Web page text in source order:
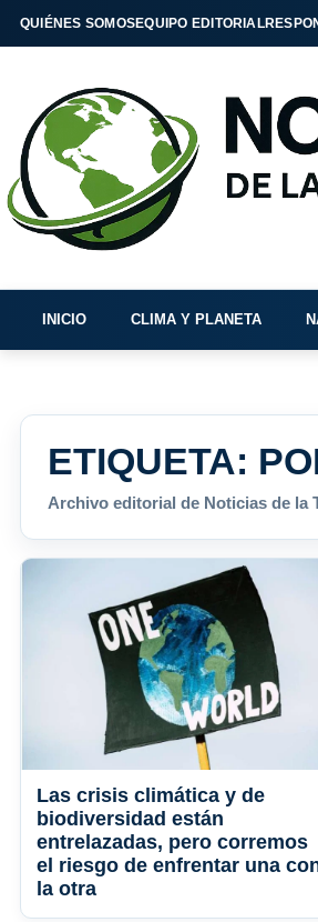
QUIÉNES SOMOSEQUIPO EDITORIAL
INICIO CLIMA Y PLANETA
ETIQUETA:
Archivo editorial de Noticias de la
Las crisis climática y de
biodiversidad están
entrelazadas, pero corremos
el riesgo de enfrentar una
la otra